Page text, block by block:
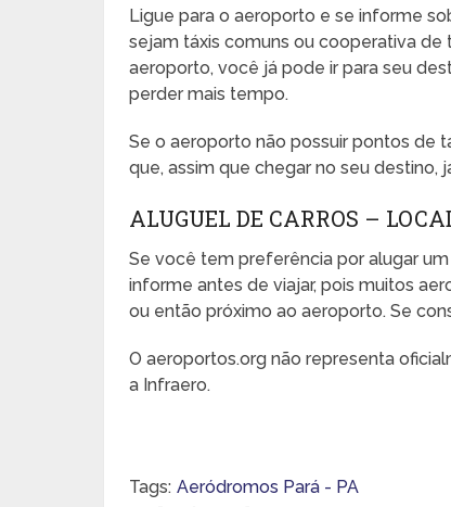
Ligue para o aeroporto e se informe
sejam táxis comuns ou cooperativa de
aeroporto, você já pode ir para seu
perder mais tempo.
Se o aeroporto não possuir pontos de
que, assim que chegar no seu destino,
ALUGUEL DE CARROS –
Se você tem preferência por alugar
informe antes de viajar, pois muitos
ou então próximo ao aeroporto. Se
O aeroportos.org não representa
a Infraero.
Tags: Aeródromos Pará - PA